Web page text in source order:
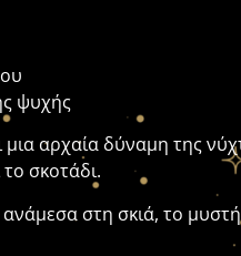
ψυχής
αρχαία δύναμη της
σκοτάδι.
στη σκιά, το